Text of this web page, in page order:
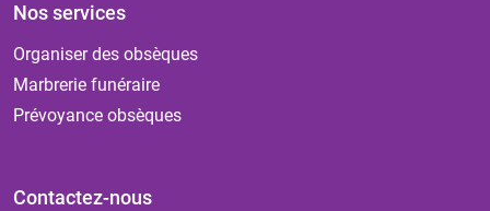
Nos services
Organiser des obsèques
Marbrerie funéraire
Prévoyance obsèques
Contactez-nous